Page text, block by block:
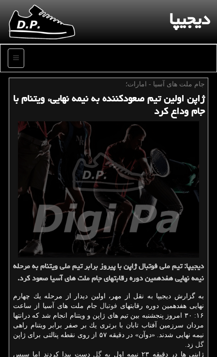
دیجیپا
منو
جام ملت های آسیا - امارات؛
ژاپن اولین تیم صعودكننده به نیمه نهایی، ویتنام با
جام وداع كرد
دیجیپا: تیم ملی فوتبال ژاپن با پیروز برابر تیم ملی ویتنام به مرحله
نیمه نهایی هفدهمین دوره رقابتهای جام ملت های آسیا صعود كرد.
به گزارش دیجیپا به نقل از مهر، اولین دیدار از مرحله یك چهارم
نهایی هفدهمین دوره رقابتهای فوتبال جام ملت های آسیا از ساعت
۱۶: ۳۰ امروز پنجشنبه بین تیم های ژاپن و ویتنام انجام شد كه درانتها
مردان سرزمین آفتاب تابان با برتری یك بر صفر برابر ویتنام راهی
نیمه نهایی شدند. «دوآن» در دقیقه ۵۷ از روی نقطه پنالتی برای ژاپن
گل زد.
ژاپنی ها در دقیقه ۲۳ نیمه اول به
گل دست پیدا كردند اما سپس